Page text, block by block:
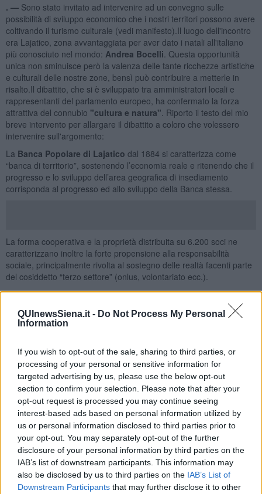
QUInewsSiena.it - Do Not Process My Personal
Information
If you wish to opt-out of the sale, sharing to third parties, or
processing of your personal or sensitive information for
targeted advertising by us, please use the below opt-out
section to confirm your selection. Please note that after your
opt-out request is processed you may continue seeing
interest-based ads based on personal information utilized by
us or personal information disclosed to third parties prior to
your opt-out. You may separately opt-out of the further
disclosure of your personal information by third parties on the
IAB’s list of downstream participants. This information may
also be disclosed by us to third parties on the IAB’s List of
Downstream Participants that may further disclose it to other
. — Sono stato invitato ad intervenire ad un convegno sulle
possibilità di sviluppo economico che i nostri territori possono avere
coltivando il turismo culturale (vedi manifesto).Il luogo dell'incontro
era Lajatico, zona avvantaggiata per aver dato i natali all'italiano
più conosciuto nel mondo: Andrea Bocelli . Questa opportunità
unica non sminuisce però la valenza delle tante ricchezze artistiche
e culturali delle nostre zone, bensì può contribuire a metterle in
risalto.Il dibattito, che si è sviluppato tra amministratori locali e
rappresentanti del parlamento europeo, ha confermato la forza
attrattiva del connubio "cultura e natura" . Riporto il testo del mio
breve intervento per allargare il dibattito a coloro che volessero
intervenire sull'argomento:
La Banca Popolare di Lajatico dal 1884 si caratterizza come
“banca di territorio”, sostenendo l’economia reale e ritenendo che il
progresso e lo sviluppo dell’area geografica di insediamento
corrisponda al progresso ed allo sviluppo della Banca stessa.
La forma cooperativa e la proprietà distribuita su 6.200 soci ne
caratterizzano inoltre la forte propensione alla responsabilità
sociale, principalmente rivolta al sostegno delle realtà facenti parte
del cosiddetto “terzo settore” (onlus, volontariato ecc.).
Quando si iniziò a parlare diTeatro del Silenzio, l’argomento
destò nell’opinione pubblica molte perplessità per la evidente
difficoltà di realizzazione. Quasi una pazzia!
credibilità e, insieme alla grande volontà e capacità del “gruppo di
lavoro”, decollo questo sogno.
Le intuizioni che hanno fatto nascere le grandi cose, sgorgano
spesso da ragionamenti semplici. Abbiamo la fortuna di avere
come cittadino Andrea Bocelli, abbiamo un ambiente naturale bello
ed incontaminato: mettiamo le due cose assieme e vediamo se
funziona. In questo caso la mente dell’Arch. Bartalini, dai più
ritenuta “complessa”, è stata di una linearità travolgente.
Tornando al rapporto tra Banca e Territorio, vorrei sottolineare tre
concetti che ne hanno caratterizzato la lunga vita societaria e che
sono ancora attualissimi: